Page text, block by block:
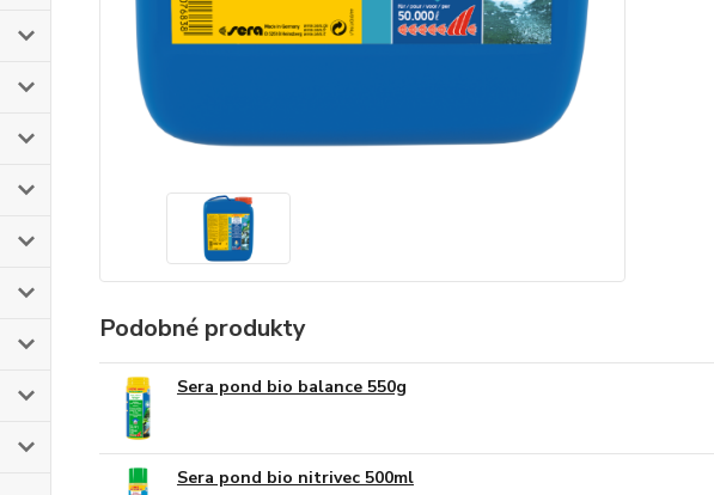
Podobné produkty
Sera pond bio balance 550g
Sera pond bio nitrivec 500ml